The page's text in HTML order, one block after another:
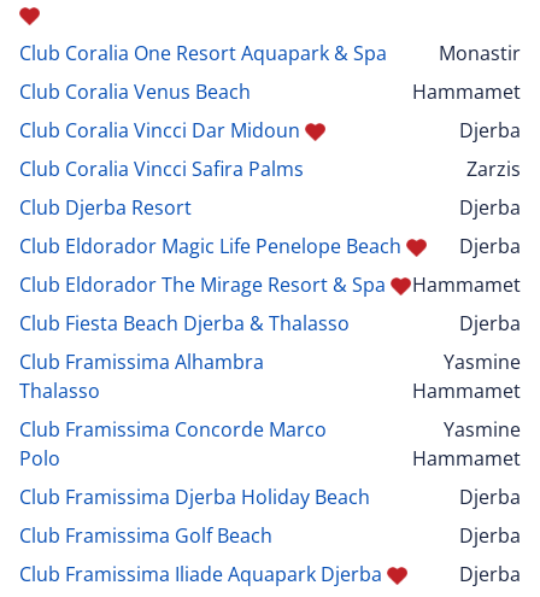
Club Coralia One Resort Aquapark & Spa
Monastir
Club Coralia Venus Beach
Hammamet
Club Coralia Vincci Dar Midoun
Djerba
Club Coralia Vincci Safira Palms
Zarzis
Club Djerba Resort
Djerba
Club Eldorador Magic Life Penelope Beach
Djerba
Club Eldorador The Mirage Resort & Spa
Hammamet
Club Fiesta Beach Djerba & Thalasso
Djerba
Club Framissima Alhambra
Thalasso
Yasmine
Hammamet
Club Framissima Concorde Marco
Polo
Yasmine
Hammamet
Club Framissima Djerba Holiday Beach
Djerba
Club Framissima Golf Beach
Djerba
Club Framissima Iliade Aquapark Djerba
Djerba